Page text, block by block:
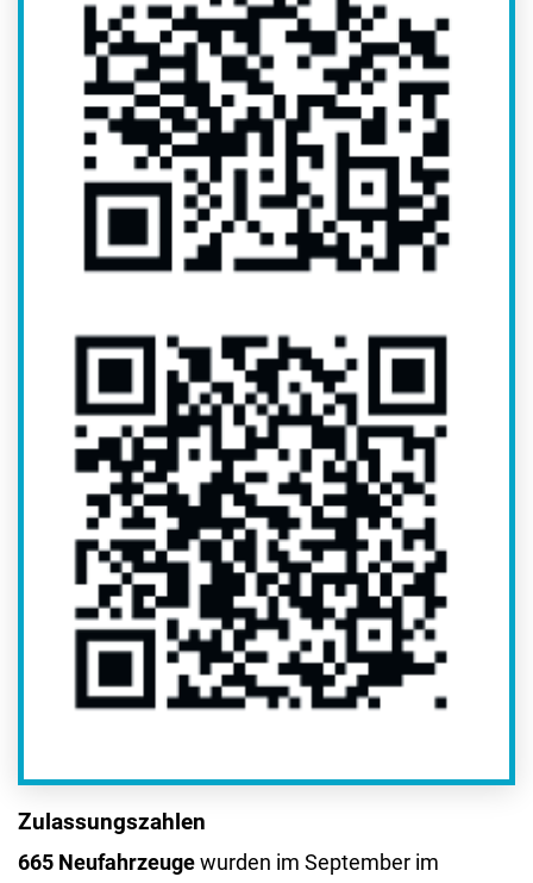
Betriebefinder für Ausbildung und Praktika
Zulassungszahlen
665 Neufahrzeugewurden im September im